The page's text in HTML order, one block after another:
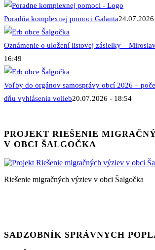
Poradňa komplexnej pomoci Galanta
Oznámenie o uložení listovej zásielky –
16:49
Voľby do orgánov samosprávy obcí 2026 –
dňu vyhlásenia volieb20.07.2026 - 18:54
PROJEKT RIEŠENIE
V OBCI ŠALGOČKA
Riešenie migračných výziev v obci Šalgočka
SADZOBNÍK SPRÁVNYCH